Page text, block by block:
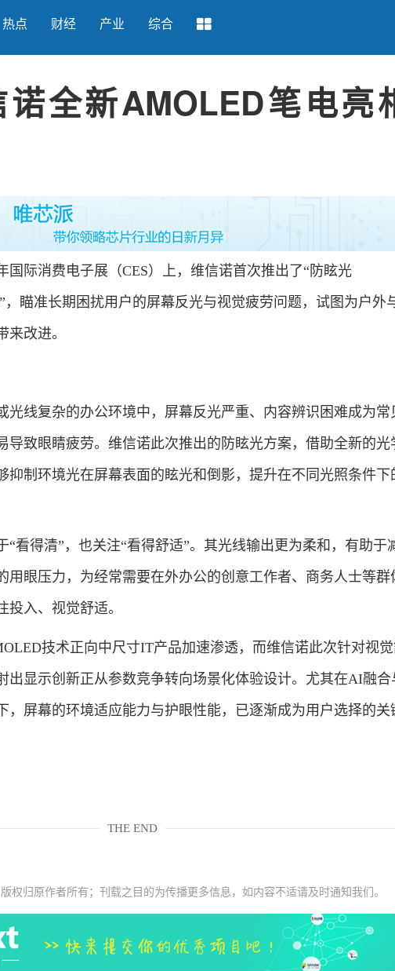
热点 财经 产业 综合
全新AMOLED笔电亮
际消费电子展（CES）上，维信诺首次推出了“防眩光
瞄准长期困扰用户的屏幕反光与视觉疲劳问题，试图为户外
来改进。
线复杂的办公环境中，屏幕反光严重、内容辨识困难成为常
导致眼睛疲劳。维信诺此次推出的防眩光方案，借助全新的光
抑制环境光在屏幕表面的眩光和倒影，提升在不同光照条件下
得清”，也关注“看得舒适”。其光线输出更为柔和，有助于
用眼压力，为经常需要在外办公的创意工作者、商务人士等群
投入、视觉舒适。
技术正向中尺寸IT产品加速渗透，而维信诺此次针对视觉
出显示创新正从参数竞争转向场景化体验设计。尤其在AI融合
，屏幕的环境适应能力与护眼性能，已逐渐成为用户选择的关
THE END
权归原作者所有；刊载之目的为传播更多信息，如内容不适请及时通知我们。